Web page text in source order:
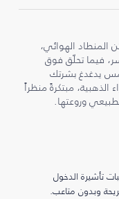
الهوائي،
فيما تحلّق فوق
يدغدغ بشرتك
مبتكرةً منظراً
وروعتها.
تأشيرة الدخول
وبدون متاعب.